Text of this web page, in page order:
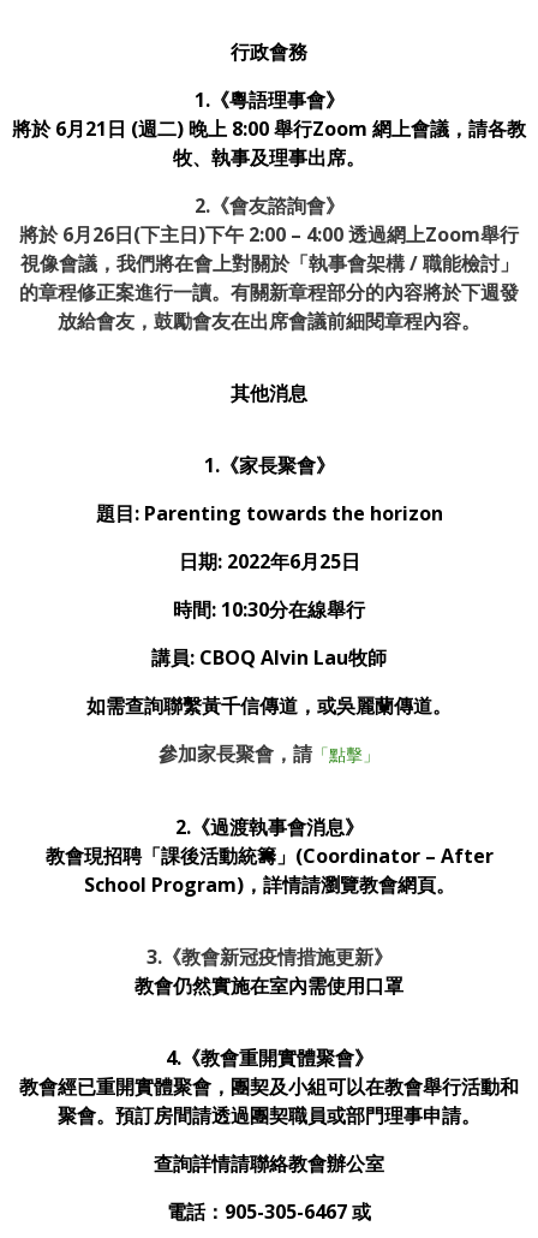
行政會務
1.《粵語理事會》
將於 6月21日 (週二) 晚上 8:00 舉行Zoom 網上會議，請各教
牧、執事及理事出席。
2.《會友諮詢會》
將於6月26日(下主日)下午 2:00 – 4:00透過網上Zoom舉行
視像會議，我們將在會上對關於「執事會架構 / 職能檢討」
的章程修正案進行一讀。有關新章程部分的內容將於下週發
放給會友，鼓勵會友在出席會議前細閱章程內容。
其他消息
1.《家長聚會》
題目: Parenting towards the horizon
日期: 2022年6月25日
時間: 10:30分在線舉行
講員: CBOQ Alvin Lau牧師
如需查詢聯繫黃千信傳道，或吳麗蘭傳道。
參加家長聚會，請「點擊」
2.《過渡執事會消息》
教會現招聘「課後活動統籌」(Coordinator – After
School Program)，詳情請瀏覽教會網頁。
3.《教會新冠疫情措施更新》
教會仍然實施在室內需使用口罩
4.《教會重開實體聚會》
教會經已重開實體聚會，團契及小組可以在教會舉行活動和
聚會。預訂房間請透過團契職員或部門理事申請。
查詢詳情請聯絡教會辦公室
電話：905-305-6467 或